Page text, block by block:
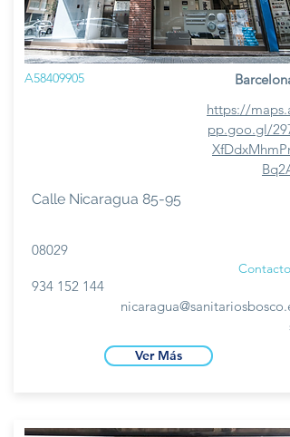
A58409905
Barcelona
https://maps.a
pp.goo.gl/297
XfDdxMhmPn
Bq2A
Calle Nicaragua 85-95
08029
Contacto
934 152 144
nicaragua@sanitariosbosco.e
s
Ver Más